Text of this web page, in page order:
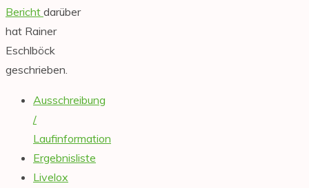
Bericht darüber
hat Rainer
Eschlböck
geschrieben.
Ausschreibung
/
Laufinformation
Ergebnisliste
Livelox